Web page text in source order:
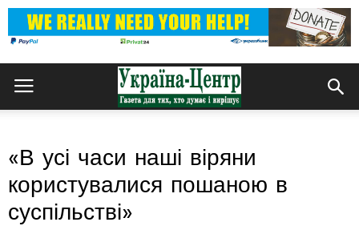
«В усі часи наші віряни
користувалися пошаною в
суспільстві»